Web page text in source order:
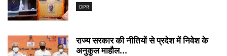
DIPR
राज्य सरकार की नीतियों से प्रदेश में निवेश के
अनुकुल माहौल...